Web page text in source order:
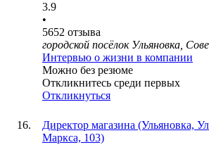
3.9
•
5652 отзыва
городской посёлок Ульяновка,
Интервью о жизни в компании
Можно без резюме
Откликнитесь среди первых
Откликнуться
Директор магазина (Ульяновка,
Маркса, 103)